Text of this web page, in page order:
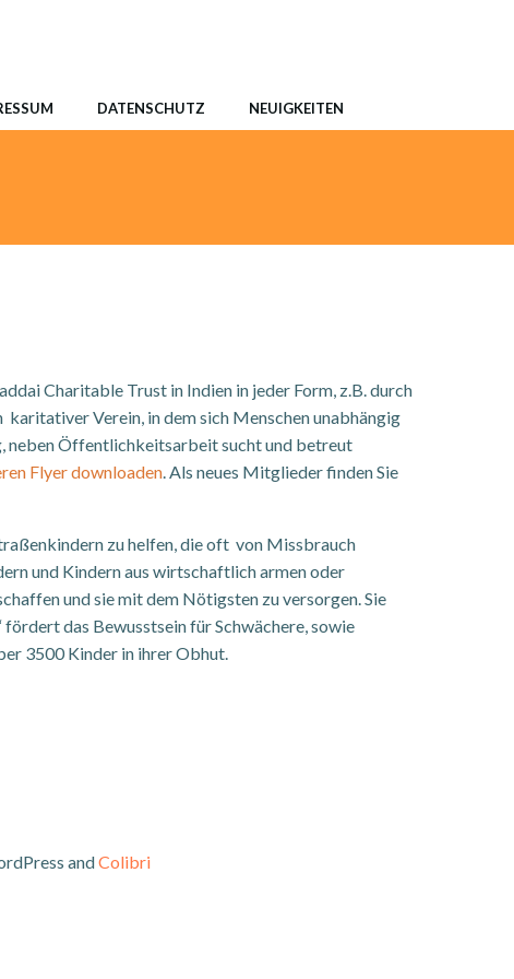
DATENSCHUTZ NEUIGKEITEN
Charitable Trust in Indien in jeder Form, z.B. durch
Verein, in dem sich Menschen unabhängig
neben Öffentlichkeitsarbeit sucht und betreut
Flyer downloaden. Als neues Mitglieder finden Sie
zu helfen, die oft von Missbrauch
und Kindern aus wirtschaftlich armen oder
und sie mit dem Nötigsten zu versorgen. Sie
das Bewusstsein für Schwächere, sowie
3500 Kinder in ihrer Obhut.
andColibri